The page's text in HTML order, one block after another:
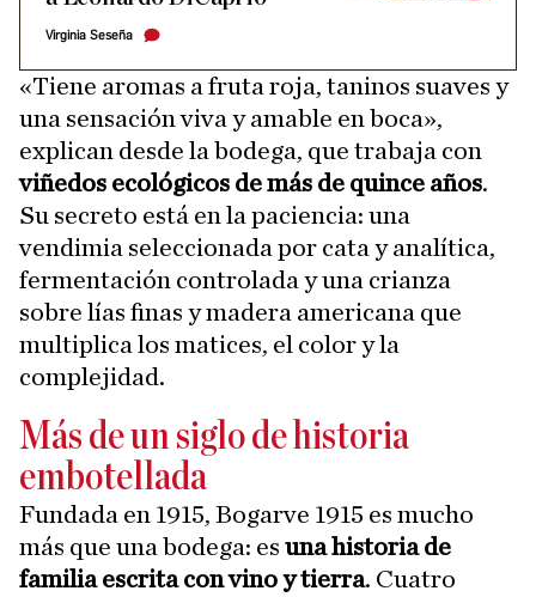
Virginia Seseña
«Tiene aromas a fruta roja, taninos suaves y
una sensación viva y amable en boca»,
explican desde la bodega, que trabaja con
viñedos ecológicos de más de quince años.
Su secreto está en la paciencia: una
vendimia seleccionada por cata y analítica,
fermentación controlada y una crianza
sobre lías finas y madera americana que
multiplica los matices, el color y la
complejidad.
Más de un siglo de historia
embotellada
Fundada en 1915, Bogarve 1915 es mucho
más que una bodega: es una historia de
familia escrita con vino y tierra. Cuatro